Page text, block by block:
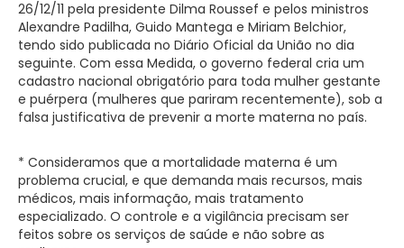
26/12/11 pela presidente Dilma Roussef e pelos ministros
Alexandre Padilha, Guido Mantega e Miriam Belchior,
tendo sido publicada no Diário Oficial da União no dia
seguinte. Com essa Medida, o governo federal cria um
cadastro nacional obrigatório para toda mulher gestante
e puérpera (mulheres que pariram recentemente), sob a
falsa justificativa de prevenir a morte materna no país.
* Consideramos que a mortalidade materna é um
problema crucial, e que demanda mais recursos, mais
médicos, mais informação, mais tratamento
especializado. O controle e a vigilância precisam ser
feitos sobre os serviços de saúde e não sobre as